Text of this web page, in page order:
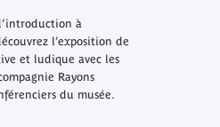
à
l’exposition de
et ludique avec les
Rayons
du musée.